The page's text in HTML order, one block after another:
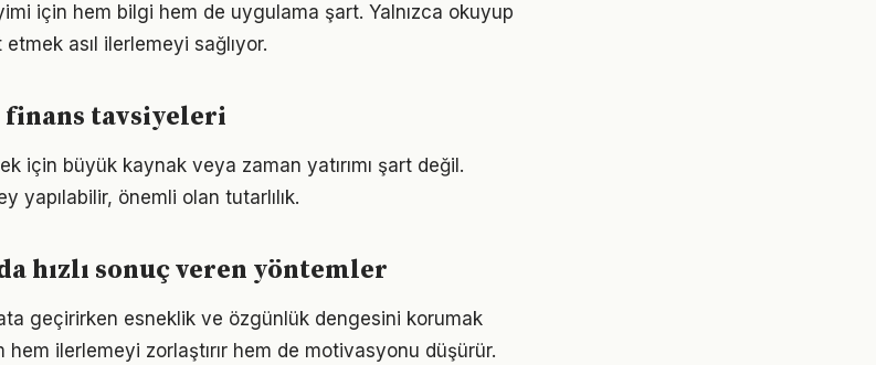
için hem bilgi hem de uygulama şart. Yalnızca okuyup
asıl ilerlemeyi sağlıyor.
tavsiyeleri
için büyük kaynak veya zaman yatırımı şart değil.
yapılabilir, önemli olan tutarlılık.
hızlı sonuç veren yöntemler
geçirirken esneklik ve özgünlük dengesini korumak
hem ilerlemeyi zorlaştırır hem de motivasyonu düşürür.